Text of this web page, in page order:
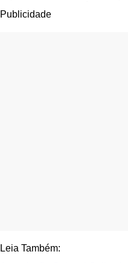
Publicidade
Leia Também: